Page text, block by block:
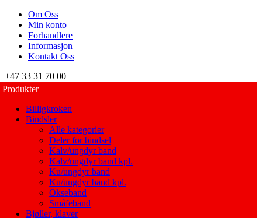
Om Oss
Min konto
Forhandlere
Informasjon
Kontakt Oss
+47 33 31 70 00
Produkter
Billigkroken
Bindsler
Alle kategorier
Deler for bindsel
Kalv/ungdyr band
Kalv/ungdyr band kpl.
Ku/ungdyr band
Ku/ungdyr band kpl.
Okseband
Småfeband
Bjøller, klaver